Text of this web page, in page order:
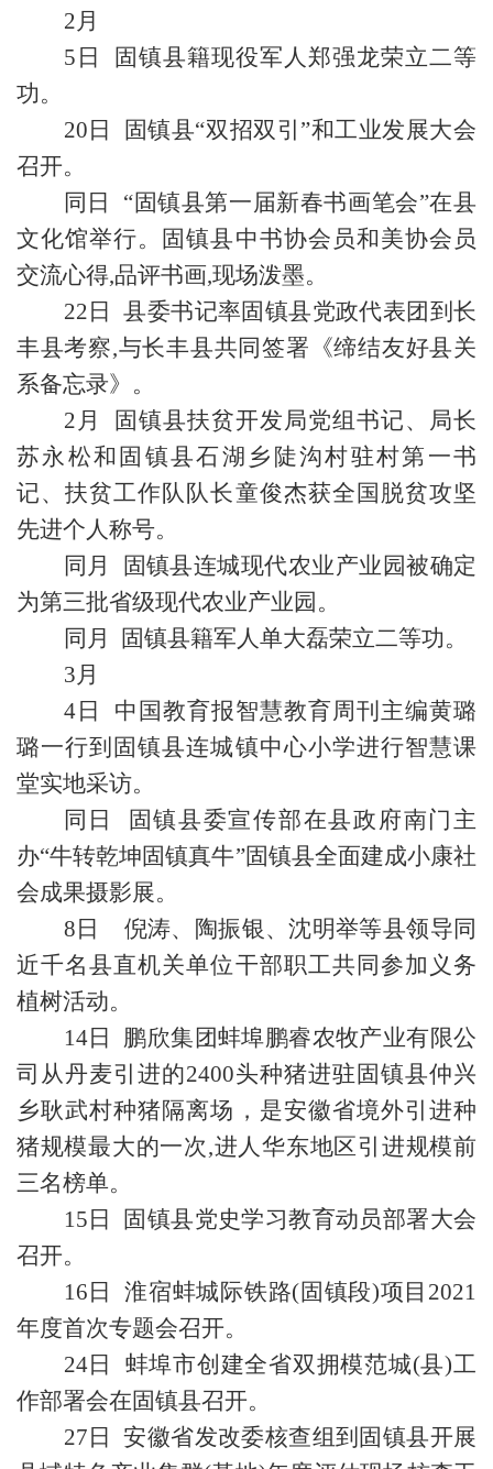
2月
5日 固镇县籍现役军人郑强龙荣立二等
功。
20日 固镇县“双招双引”和工业发展大会
召开。
同日 “固镇县第一届新春书画笔会”在县
文化馆举行。固镇县中书协会员和美协会员
交流心得,品评书画,现场泼墨。
22日 县委书记率固镇县党政代表团到长
丰县考察,与长丰县共同签署《缔结友好县关
系备忘录》。
2月 固镇县扶贫开发局党组书记、局长
苏永松和固镇县石湖乡陡沟村驻村第一书
记、扶贫工作队队长童俊杰获全国脱贫攻坚
先进个人称号。
同月 固镇县连城现代农业产业园被确定
为第三批省级现代农业产业园。
同月 固镇县籍军人单大磊荣立二等功。
3月
4日 中国教育报智慧教育周刊主编黄璐
璐一行到固镇县连城镇中心小学进行智慧课
堂实地采访。
同日 固镇县委宣传部在县政府南门主
办“牛转乾坤固镇真牛”固镇县全面建成小康社
会成果摄影展。
8日 倪涛、陶振银、沈明举等县领导同
近千名县直机关单位干部职工共同参加义务
植树活动。
14日 鹏欣集团蚌埠鹏睿农牧产业有限公
司从丹麦引进的2400头种猪进驻固镇县仲兴
乡耿武村种猪隔离场，是安徽省境外引进种
猪规模最大的一次,进人华东地区引进规模前
三名榜单。
15日 固镇县党史学习教育动员部署大会
召开。
16日 淮宿蚌城际铁路(固镇段)项目2021
年度首次专题会召开。
24日 蚌埠市创建全省双拥模范城(县)工
作部署会在固镇县召开。
27日 安徽省发改委核查组到固镇县开展